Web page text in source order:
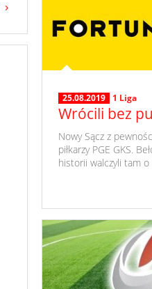
25.08.2019 1 Liga
Wrócili bez
Nowy Sącz z
piłkarzy PGE GKS.
historii walczyli tam o